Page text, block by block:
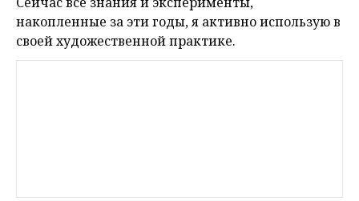
накопленные за эти годы, я активно использую в
своей художественной практике.